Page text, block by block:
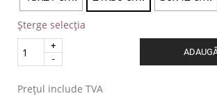
Șterge selecția
Quantity
Prețul include TVA